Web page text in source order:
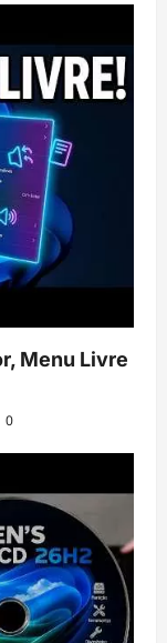
Menu Livre
0